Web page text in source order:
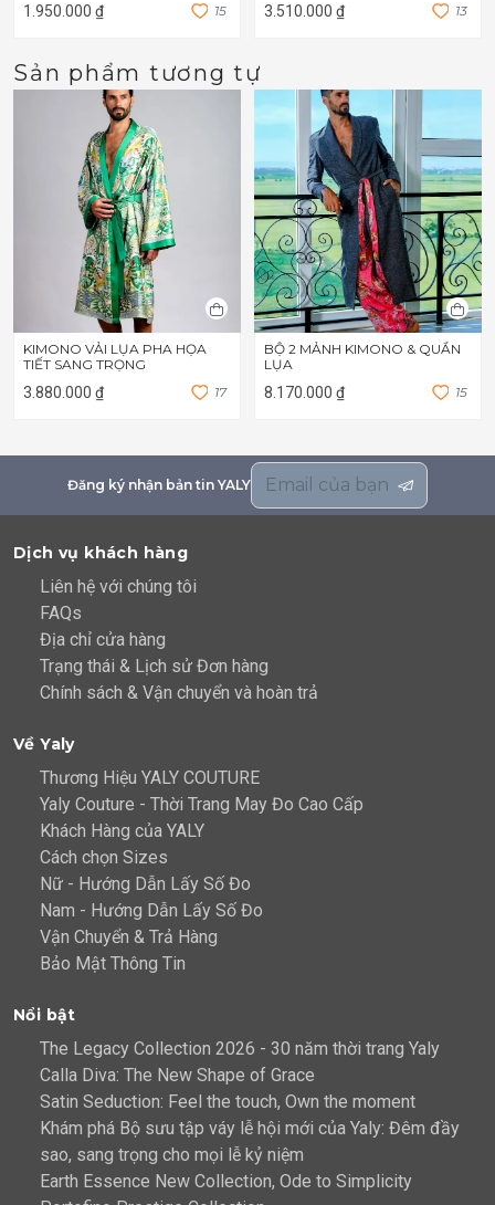
1.950.000 ₫ 15 3.510.000 ₫ 13
Sản phẩm tương tự
KIMONO VẢI LỤA PHA HỌA
TIẾT SANG TRỌNG
3.880.000 ₫ 17
BỘ 2 MẢNH KIMONO & QUẦN
LỤA
8.170.000 ₫ 15
Đăng ký nhận bản tin YALY
Dịch vụ khách hàng
Liên hệ với chúng tôi
FAQs
Địa chỉ cửa hàng
Trạng thái & Lịch sử Đơn hàng
Chính sách & Vận chuyển và hoàn trả
Về Yaly
Thương Hiệu YALY COUTURE
Yaly Couture - Thời Trang May Đo Cao Cấp
Khách Hàng của YALY
Cách chọn Sizes
Nữ - Hướng Dẫn Lấy Số Đo
Nam - Hướng Dẫn Lấy Số Đo
Vận Chuyển & Trả Hàng
Bảo Mật Thông Tin
Nổi bật
The Legacy Collection 2026 - 30 năm thời trang Yaly
Calla Diva: The New Shape of Grace
Satin Seduction: Feel the touch, Own the moment
Khám phá Bộ sưu tập váy lễ hội mới của Yaly: Đêm đầy
sao, sang trọng cho mọi lễ kỷ niệm
Earth Essence New Collection, Ode to Simplicity